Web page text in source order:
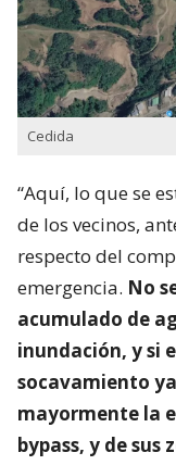
Cedida
“Aquí, lo que se
de los vecinos,
respecto del
emergencia. No
acumulado de
inundación, y si
socavamiento
mayormente la
bypass, y de sus